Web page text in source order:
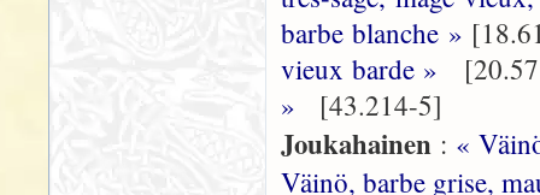
barbe blanche »
vieux barde »
»
[43.214-5]
Joukahainen : «
Väinö, barbe grise,